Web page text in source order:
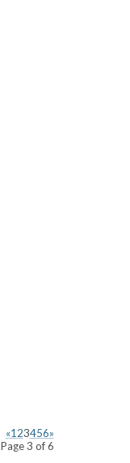
«123456»
Page 3 of 6